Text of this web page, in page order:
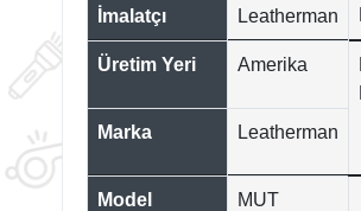
İmalatçı Leatherman
Üretim Yeri Amerika
Marka
Leatherman
Model MUT